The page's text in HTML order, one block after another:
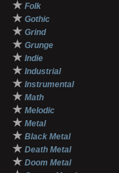
★ Folk
★ Gothic
★ Grind
★ Grunge
★ Indie
★ Industrial
★ Instrumental
★ Math
★ Melodic
★ Metal
★ Black Metal
★ Death Metal
★ Doom Metal